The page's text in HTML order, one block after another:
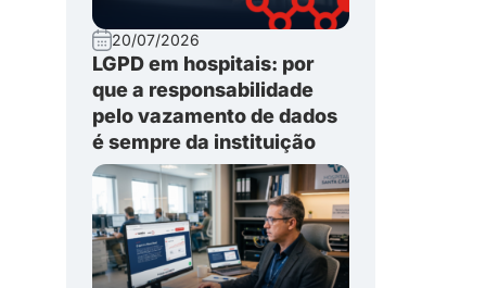
20/07/2026
LGPD em hospitais: por
que a responsabilidade
pelo vazamento de dados
é sempre da instituição